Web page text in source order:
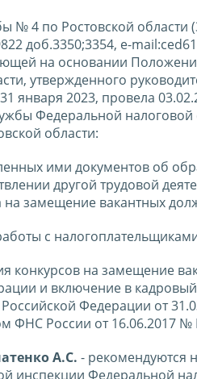
4 по Ростовской области
доб.3350;3354, e-
на основании
утвержденного
января 2023, провела
Федеральной
области:
ими документов об
другой трудовой
замещение вакантных
с
конкурсов на замещение
и включение в
Федерации от
ФНС России от 16.06.2017
А.С. - рекомендуются
инспекции Федеральной